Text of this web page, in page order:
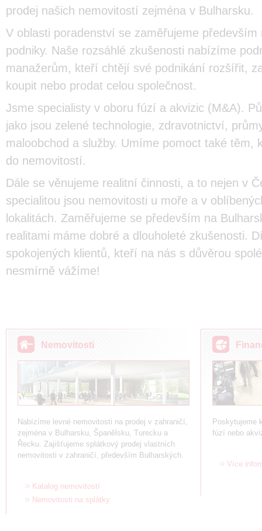
prodej našich nemovitostí zejména v Bulharsku.
V oblasti poradenství se zaměřujeme
podniky. Naše rozsáhlé zkušenosti nabízíme
manažerům, kteří chtějí své podnikání rozšířit,
koupit nebo prodat celou společnost.
Jsme specialisty v oboru fúzí a akvizic (M&A).
jako jsou zelené technologie, zdravotnictví,
maloobchod a služby. Umíme pomoct také těm,
do nemovitostí.
Dále se věnujeme realitní činnosti, a to nejen v
specialitou jsou nemovitosti u moře a v
lokalitách. Zaměřujeme se především na
realitami máme dobré a dlouholeté zkušenosti.
spokojených klientů, kteří na nás s důvěrou
nesmírně vážíme!
Nemovitosti
Nabízíme levné nemovitosti na prodej v zahraničí,
zejména v Bulharsku, Španělsku, Turecku a
Řecku. Zajišťujeme splátkový prodej vlastních
nemovitosti v zahraničí, především Bulharských.
Katalog nemovitostí
Nemovitosti na splátky
Poskytujeme
fúzí nebo
Více